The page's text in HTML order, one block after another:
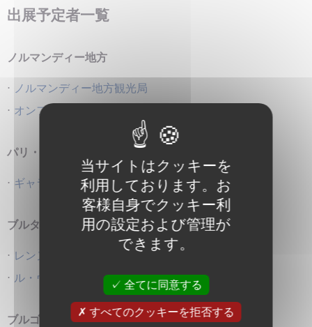
出展予定者一覧
ノルマンディー地方
· ノルマンディー地方観光局
· オンフルール観光局
パリ・イル・ド・フランス地方
· ギャラリー・ラファイエット
ブルターニュ地方
· レンヌ観光局
· ル・ヴォワイヤージュ・ア・ナント
ブルゴーニュ・フランシュ・コンテ地方
当サイトはクッキーを
利用しております。お
客様自身でクッキー利
用の設定および管理が
できます。
全てに同意する
すべてのクッキーを拒否する